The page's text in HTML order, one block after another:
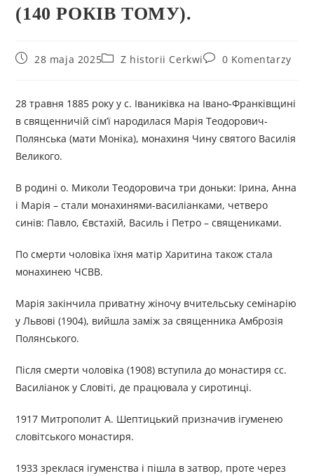
(140 РОКІВ ТОМУ).
28 maja 2025 Z historii Cerkwi 0 Komentarzy
28 травня 1885 року у с. Іваниківка на Івано-Франківщині
в священничій сім’ї народилася Марія Теодорович-
Полянська (мати Моніка), монахиня Чину святого Василія
Великого.
В родині о. Миколи Теодоровича три доньки: Ірина, Анна
і Марія – стали монахинями-василіанками, четверо
синів: Павло, Євстахій, Василь і Петро – священиками.
По смерти чоловіка їхня матір Харитина також стала
монахинею ЧСВВ.
Марія закінчила приватну жіночу вчительську семінарію
у Львові (1904), вийшла заміж за священника Амброзія
Полянського.
Після смерти чоловіка (1908) вступила до монастиря сс.
Василіанок у Словіті, де працювала у сиротинці.
1917 Митрополит А. Шептицький призначив ігуменею
словітського монастиря.
1933 зреклася ігуменства і пішла в затвор, проте через